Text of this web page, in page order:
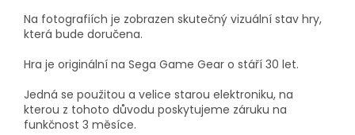
Na fotografiích je zobrazen skutečný vizuální stav hry,
která bude doručena.
Hra je originální na Sega Game Gear o stáří 30 let.
Jedná se použitou a velice starou elektroniku, na
kterou z tohoto důvodu poskytujeme záruku na
funkčnost 3 měsíce.